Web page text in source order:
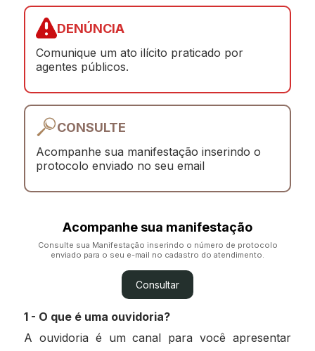
DENÚNCIA
Comunique um ato ilícito praticado por
agentes públicos.
CONSULTE
Acompanhe sua manifestação inserindo o
protocolo enviado no seu email
Acompanhe sua manifestação
Consulte sua Manifestação inserindo o número de protocolo
enviado para o seu e-mail no cadastro do atendimento.
Consultar
1 - O que é uma ouvidoria?
A ouvidoria é um canal para você apresentar